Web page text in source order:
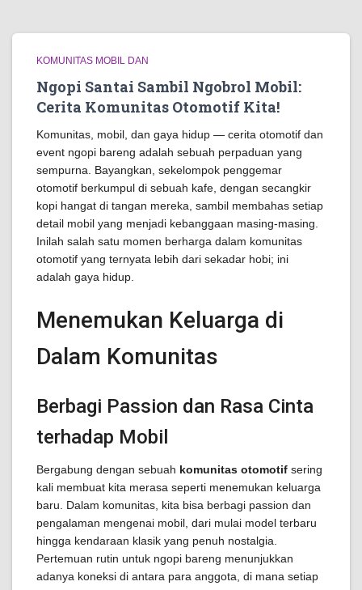
KOMUNITAS MOBIL DAN
Ngopi Santai Sambil Ngobrol Mobil:
Cerita Komunitas Otomotif Kita!
Komunitas, mobil, dan gaya hidup — cerita otomotif dan
event ngopi bareng adalah sebuah perpaduan yang
sempurna. Bayangkan, sekelompok penggemar
otomotif berkumpul di sebuah kafe, dengan secangkir
kopi hangat di tangan mereka, sambil membahas setiap
detail mobil yang menjadi kebanggaan masing-masing.
Inilah salah satu momen berharga dalam komunitas
otomotif yang ternyata lebih dari sekadar hobi; ini
adalah gaya hidup.
Menemukan Keluarga di
Dalam Komunitas
Berbagi Passion dan Rasa Cinta
terhadap Mobil
Bergabung dengan sebuah komunitas otomotif sering
kali membuat kita merasa seperti menemukan keluarga
baru. Dalam komunitas, kita bisa berbagi passion dan
pengalaman mengenai mobil, dari mulai model terbaru
hingga kendaraan klasik yang penuh nostalgia.
Pertemuan rutin untuk ngopi bareng menunjukkan
adanya koneksi di antara para anggota, di mana setiap